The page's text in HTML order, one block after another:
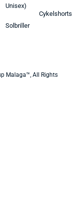
Unisex)
Solbriller
Cykelshorts
Malaga™, All Rights